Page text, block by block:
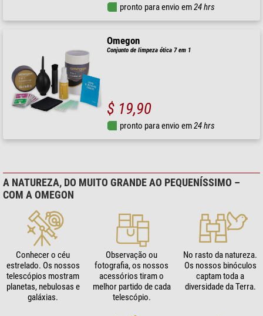
pronto para envio em24 hrs
Omegon
Conjunto de limpeza ótica 7 em 1
$ 19,90
pronto para envio em24 hrs
A NATUREZA, DO MUITO GRANDE AO PEQUENÍSSIMO –
COM A OMEGON
Conhecer o céu
estrelado. Os nossos
telescópios mostram
planetas, nebulosas e
galáxias.
Observação ou
fotografia, os nossos
acessórios tiram o
melhor partido de cada
telescópio.
No rasto da natureza.
Os nossos binóculos
captam toda a
diversidade da Terra.